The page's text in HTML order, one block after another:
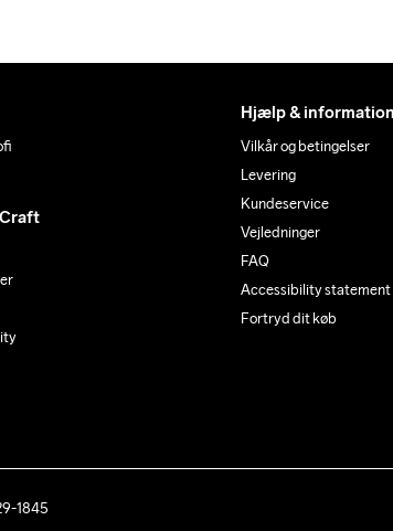
Hjælp & information
Vilkår og betingelser
Levering
Kundeservice
Vejledninger
FAQ
Accessibility statement
Fortryd dit køb
1845